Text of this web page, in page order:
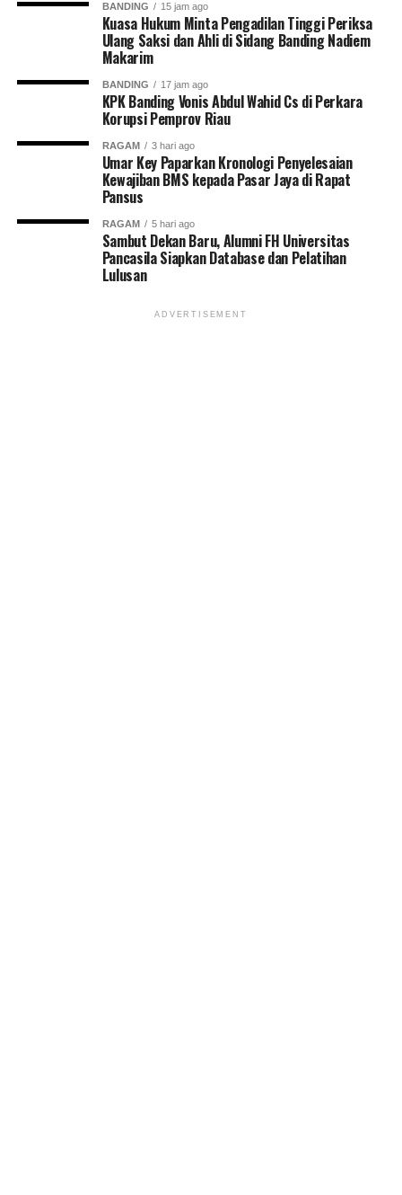
BANDING 15 jam ago
Kuasa Hukum Minta Pengadilan Tinggi Periksa
Ulang Saksi dan Ahli di Sidang Banding Nadiem
Makarim
BANDING 17 jam ago
KPK Banding Vonis Abdul Wahid Cs di Perkara
Korupsi Pemprov Riau
RAGAM 3 hari ago
Umar Key Paparkan Kronologi Penyelesaian
Kewajiban BMS kepada Pasar Jaya di Rapat
Pansus
RAGAM 5 hari ago
Sambut Dekan Baru, Alumni FH Universitas
Pancasila Siapkan Database dan Pelatihan
Lulusan
ADVERTISEMENT